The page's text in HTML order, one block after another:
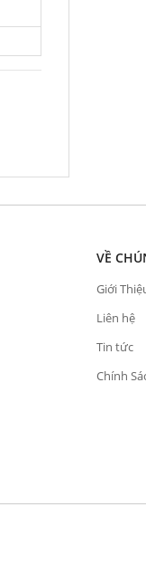
VỀ
Giới
Liên hệ
Tin tức
Chính